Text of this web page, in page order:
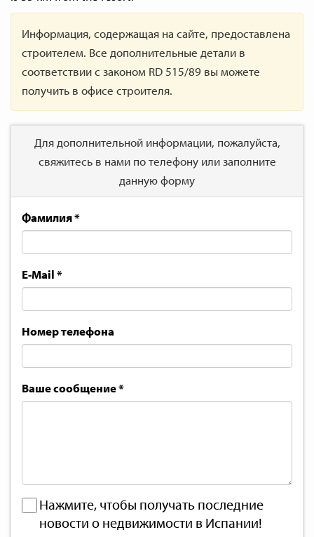
Информация, содержащая на сайте, предоставлена
строителем. Все дополнительные детали в
соответствии с законом RD 515/89 вы можете
получить в офисе строителя.
Для дополнительной информации, пожалуйста,
свяжитесь в нами по телефону или заполните
данную форму
Фамилия*
E-Mail*
Номер телефона
Ваше сообщение*
Нажмите, чтобы получать последние
новости о недвижимости в Испании!